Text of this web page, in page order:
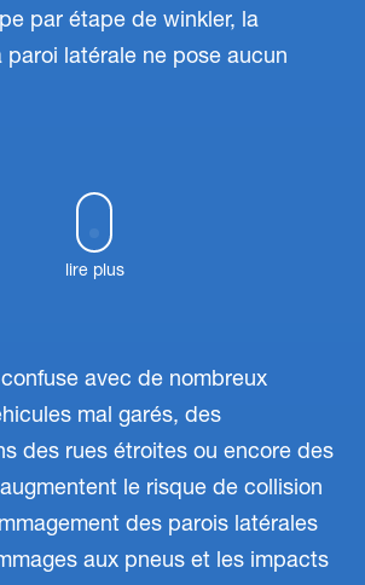
par étape de winkler, la
paroi latérale ne pose aucun
lire plus
avec de nombreux
mal garés, des
des rues étroites ou encore des
le risque de collision
des parois latérales
aux pneus et les impacts